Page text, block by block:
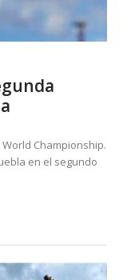
World Championship.
en el segundo